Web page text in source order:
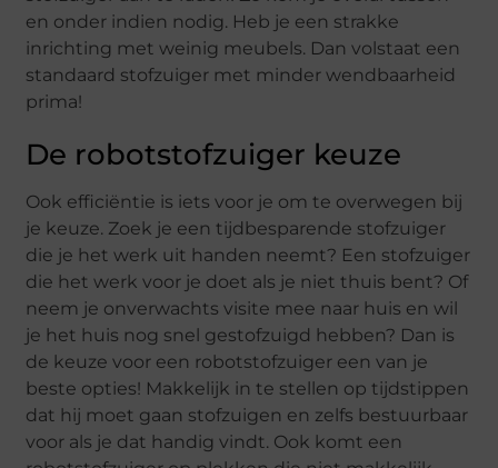
en onder indien nodig. Heb je een strakke
inrichting met weinig meubels. Dan volstaat een
standaard stofzuiger met minder wendbaarheid
prima!
De robotstofzuiger keuze
Ook efficiëntie is iets voor je om te overwegen bij
je keuze. Zoek je een tijdbesparende stofzuiger
die je het werk uit handen neemt? Een stofzuiger
die het werk voor je doet als je niet thuis bent? Of
neem je onverwachts visite mee naar huis en wil
je het huis nog snel gestofzuigd hebben? Dan is
de keuze voor een robotstofzuiger een van je
beste opties! Makkelijk in te stellen op tijdstippen
dat hij moet gaan stofzuigen en zelfs bestuurbaar
voor als je dat handig vindt. Ook komt een